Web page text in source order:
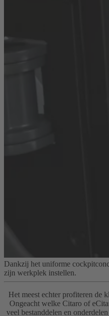
Dankzij het uniforme
zijn werkplek instellen.
Het meest echter profiteren de
Ongeacht welke Citaro of
veel bestanddelen en